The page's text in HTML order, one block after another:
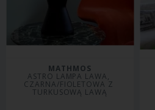
MATHMOS
ASTRO LAMPA LAWA,
CZARNA/FIOLETOWA Z
TURKUSOWĄ LAWĄ